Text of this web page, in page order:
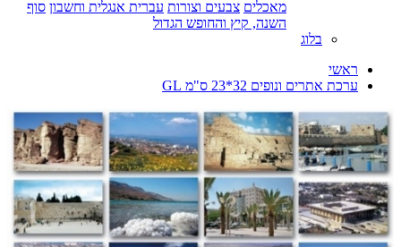
מאכלים צבעים וצורות עברית אנגלית וחשבון סוף
השנה, קיץ והחופש הגדול
בלוג
ראשי
ערכת אתרים ונופים 32*23 ס"מ GL